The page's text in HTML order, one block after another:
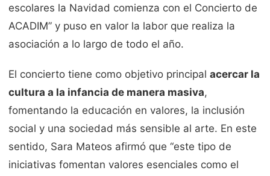
escolares la Navidad comienza con el Concierto de
ACADIM” y puso en valor la labor que realiza la
asociación a lo largo de todo el año.
El concierto tiene como objetivo principal acercar la
cultura a la infancia de manera masiva,
fomentando la educación en valores, la inclusión
social y una sociedad más sensible al arte. En este
sentido, Sara Mateos afirmó que “este tipo de
iniciativas fomentan valores esenciales como el